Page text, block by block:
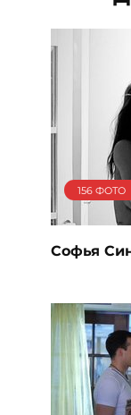
156 ФОТО
Софья